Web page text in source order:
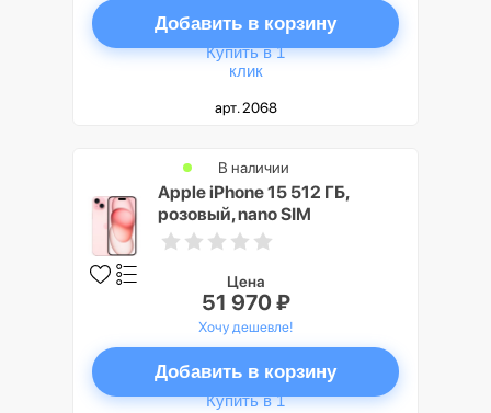
Добавить в корзину
Купить в 1
клик
арт. 2068
Apple iPhone 15 512 ГБ,
розовый, nano SIM
В наличии
Цена
51 970 ₽
Хочу дешевле!
Добавить в корзину
Купить в 1